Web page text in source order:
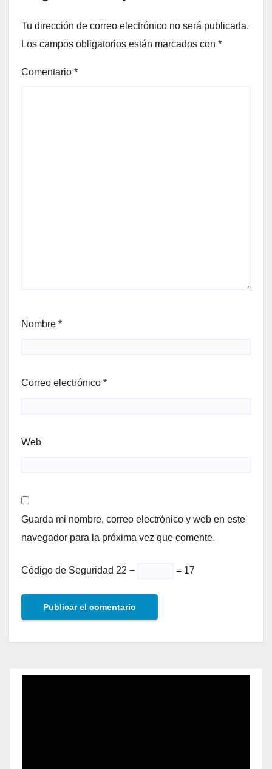
Tu dirección de correo electrónico no será publicada.
Los campos obligatorios están marcados con *
Comentario *
Nombre *
Correo electrónico *
Web
Guarda mi nombre, correo electrónico y web en este
navegador para la próxima vez que comente.
Código de Seguridad 22 − = 17